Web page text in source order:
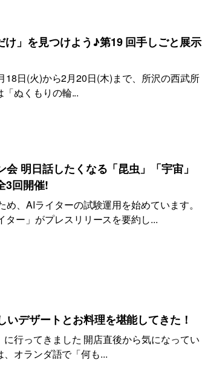
」を見つけよう♪第19 回手しごと展示
18日(火)から2月20日(木)まで、所沢の西武所
ぬくもりの輪...
明日話したくなる「昆虫」「宇宙」
3回開催!
、AIライターの試験運用を始めています。
ー」がプレスリリースを要約し...
デザートとお料理を堪能してきた！
行ってきました 開店直後から気になってい
オランダ語で「何も...